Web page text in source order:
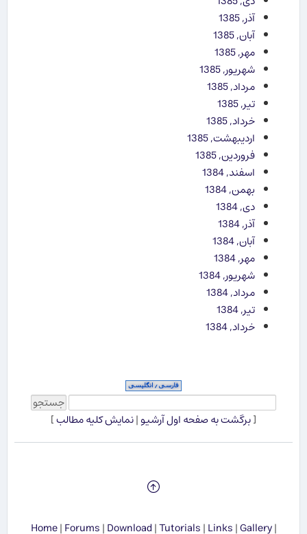
آذر, 1385
آبان, 1385
مهر, 1385
شهریور, 1385
مرداد, 1385
تیر, 1385
خرداد, 1385
اردیبهشت, 1385
فروردین, 1385
اسفند, 1384
بهمن, 1384
دی, 1384
آذر, 1384
آبان, 1384
مهر, 1384
شهریور, 1384
مرداد, 1384
تیر, 1384
خرداد, 1384
[برگشت به صفحه اول آرشیو|نمایش کلیه مطالب]
Home|Forums|Download|Tutorials|Links|Gallery|